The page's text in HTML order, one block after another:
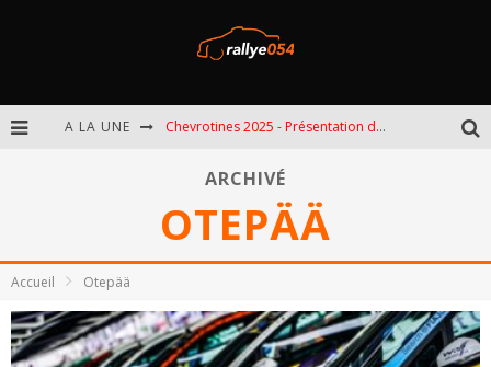
A LA UNE Chevrotines 2025 - Présentation de l'épreuve
Spa 2025 - Présentation de l'épreuve
ARCHIVÉ
OTEPÄÄ
Accueil Otepää